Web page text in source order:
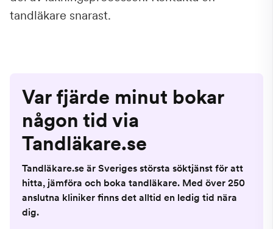
tandläkare snarast.
Var fjärde minut bokar
någon tid via
Tandläkare.se
Tandläkare.se är Sveriges största söktjänst för att
hitta, jämföra och boka tandläkare. Med över 250
anslutna kliniker finns det alltid en ledig tid nära
dig.